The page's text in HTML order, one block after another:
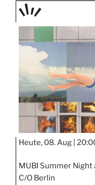
TAGE
STIPP
Heute, 08. Aug |
MUBI Summer Night
C/O Berlin